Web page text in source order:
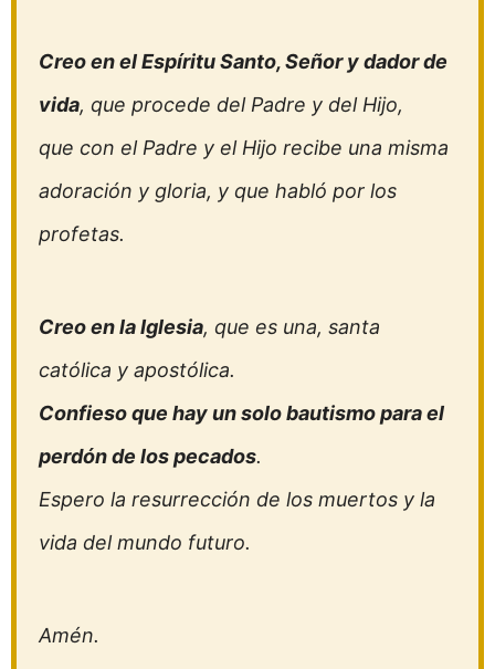
Creo en el Espíritu Santo, Señor y dador de
vida, que procede del Padre y del Hijo,
que con el Padre y el Hijo recibe una misma
adoración y gloria, y que habló por los
profetas.
Creo en la Iglesia, que es una, santa
católica y apostólica.
Confieso que hay un solo bautismo para el
perdón de los pecados.
Espero la resurrección de los muertos y la
vida del mundo futuro.
Amén.